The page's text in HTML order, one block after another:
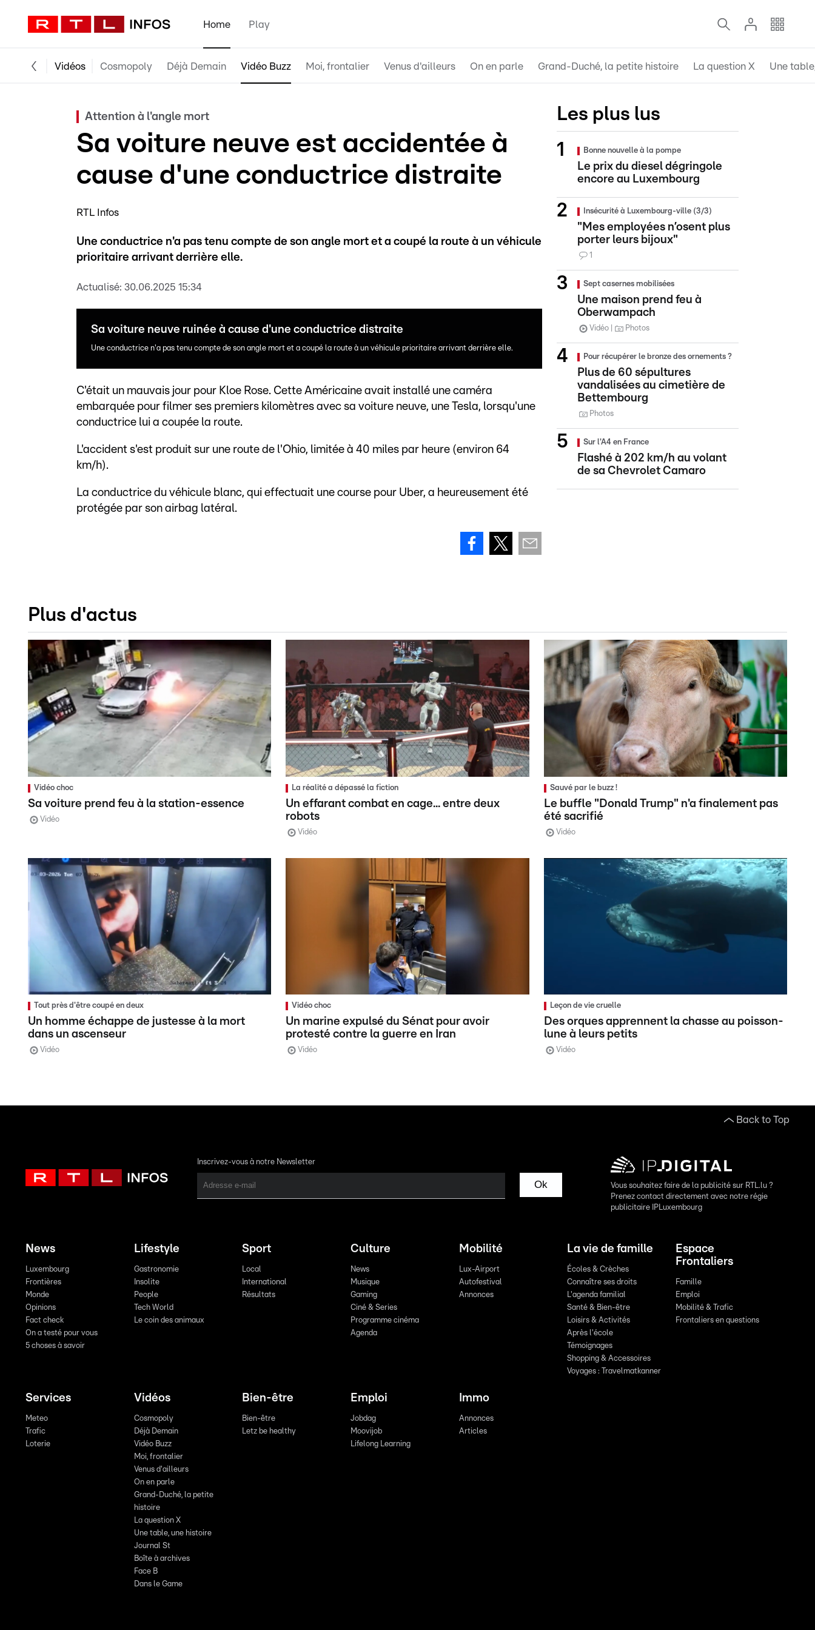
Home Play
Vidéos Cosmopoly Déjà Demain Vidéo Buzz Moi, frontalier Venus d'ailleurs On en parle Grand-Duché, la petite histoire La question X Une
Attention à l'angle mort
Sa voiture neuve est accidentée à
cause d'une conductrice distraite
RTL Infos
Une conductrice n'a pas tenu compte de son angle mort et a coupé la route à un véhicule
prioritaire arrivant derrière elle.
Actualisé: 30.06.2025 15:34
Sa voiture neuve ruinée à cause d'une conductrice distraite
Une conductrice n'a pas tenu compte de son angle mort et a coupé la route à un véhicule prioritaire arrivant derrière elle.
C'était un mauvais jour pour Kloe Rose. Cette Américaine avait installé une caméra
embarquée pour filmer ses premiers kilomètres avec sa voiture neuve, une Tesla, lorsqu'une
conductrice lui a coupée la route.
L'accident s'est produit sur une route de l'Ohio, limitée à 40 miles par heure (environ 64
km/h).
La conductrice du véhicule blanc, qui effectuait une course pour Uber, a heureusement été
protégée par son airbag latéral.
Les plus lus
Bonne nouvelle à la pompe
Le prix du diesel dégringole
encore au Luxembourg
Insécurité à Luxembourg-ville (3/3)
"Mes employées n’osent plus
porter leurs bijoux"
1
Sept casernes mobilisées
Une maison prend feu à
Oberwampach
Vidéo Photos
Pour récupérer le bronze des ornements ?
Plus de 60 sépultures
vandalisées au cimetière de
Bettembourg
Photos
Sur l'A4 en France
Flashé à 202 km/h au volant
de sa Chevrolet Camaro
Plus d'actus
Vidéo choc
Sa voiture prend feu à la station-essence
Vidéo
La réalité a dépassé la fiction
Un effarant combat en cage... entre deux
robots
Vidéo
Sauvé par le buzz !
Le buffle "Donald Trump" n'a finalement pas
été sacrifié
Vidéo
Tout près d'être coupé en deux
Un homme échappe de justesse à la mort
dans un ascenseur
Vidéo
Vidéo choc
Un marine expulsé du Sénat pour avoir
protesté contre la guerre en Iran
Vidéo
Leçon de vie cruelle
Des orques apprennent la chasse au poisson-
lune à leurs petits
Vidéo
Back to Top
Inscrivez-vous à notre Newsletter
Ok
Vous souhaitez faire de la publicité sur RTL.lu ?
Prenez contact directement avec notre régie
publicitaire IPLuxembourg
News
Luxembourg
Frontières
Monde
Opinions
Fact check
On a testé pour vous
5 choses à savoir
Lifestyle
Gastronomie
Insolite
People
Tech World
Le coin des animaux
Sport
Local
International
Résultats
Culture
News
Musique
Gaming
Ciné & Series
Programme cinéma
Agenda
Mobilité
Lux-Airport
Autofestival
Annonces
La vie de famille
Écoles & Crèches
Connaître ses droits
L'agenda familial
Santé & Bien-être
Loisirs & Activités
Après l'école
Témoignages
Shopping & Accessoires
Voyages : Travelmatkanner
Espace
Frontaliers
Famille
Emploi
Mobilité & Trafic
Frontaliers en questions
Services
Meteo
Trafic
Loterie
Vidéos
Cosmopoly
Déjà Demain
Vidéo Buzz
Moi, frontalier
Venus d'ailleurs
On en parle
Grand-Duché, la petite
histoire
La question X
Une table, une histoire
Journal St
Boîte à archives
Face B
Dans le Game
Bien-être
Bien-être
Letz be healthy
Emploi
Jobdag
Moovijob
Lifelong Learning
Immo
Annonces
Articles